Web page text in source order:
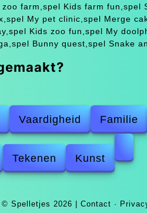
farm,spel Kids farm fun,spel
My pet clinic,spel Merge
Kids zoo fun,spel My
Bunny quest,spel Snake
Vaardigheid Familie
Tekenen Kunst
© Spelletjes 2026 | Contact ·